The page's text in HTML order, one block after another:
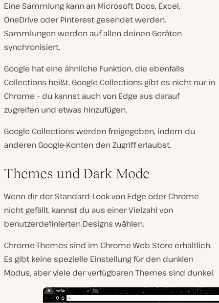
Eine Sammlung kann an Microsoft Docs, Excel,
OneDrive oder Pinterest gesendet werden.
Sammlungen werden auf allen deinen Geräten
synchronisiert.
Google hat eine ähnliche Funktion, die ebenfalls
Collections heißt. Google Collections gibt es nicht nur in
Chrome – du kannst auch von Edge aus darauf
zugreifen und etwas hinzufügen.
Google Collections werden freigegeben, indem du
anderen Google-Konten den Zugriff erlaubst.
Themes und Dark Mode
Wenn dir der Standard-Look von Edge oder Chrome
nicht gefällt, kannst du aus einer Vielzahl von
benutzerdefinierten Designs wählen.
Chrome-Themes sind im Chrome Web Store erhältlich.
Es gibt keine spezielle Einstellung für den dunklen
Modus, aber viele der verfügbaren Themes sind dunkel.